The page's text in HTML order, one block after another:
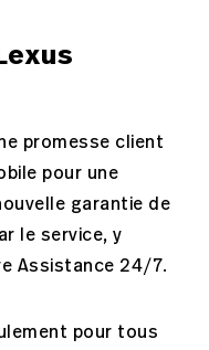
promesse client
pour une
garantie de
le service, y
Assistance 24/7.
pour tous